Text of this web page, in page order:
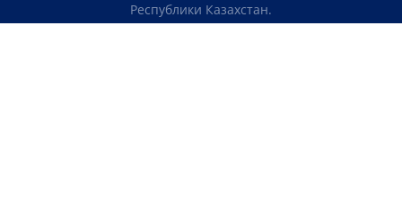
Республики Казахстан.